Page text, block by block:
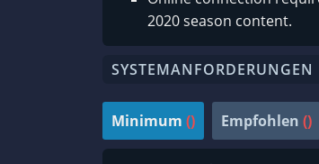
2020 season content.
SYSTEMANFORDERUNGEN
Minimum () Empfohlen ()